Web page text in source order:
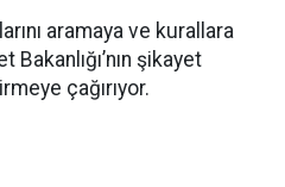
aramaya ve kurallara
şikayet
çağırıyor.